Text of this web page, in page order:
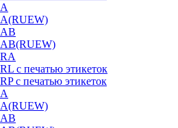
с печатью этикеток
с печатью этикеток